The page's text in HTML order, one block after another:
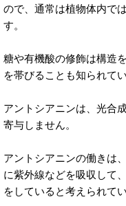
ので、通常は植物体内で
す。
糖や有機酸の修飾は構造
を帯びることも知られてい
アントシアニンは、光合
寄与しません。
アントシアニンの働きは
に紫外線などを吸収して
をしていると考えられてい